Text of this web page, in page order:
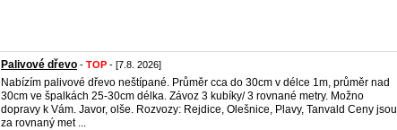
Palivové dřevo - TOP - [7.8. 2026]
Nabízím palivové dřevo neštípané. Průměr cca do 30cm v délce 1m, průměr nad
30cm ve špalkách 25-30cm délka. Závoz 3 kubíky/ 3 rovnané metry. Možno
dopravy k Vám. Javor, olše. Rozvozy: Rejdice, Olešnice, Plavy, Tanvald Ceny jsou
za rovnaný met ...